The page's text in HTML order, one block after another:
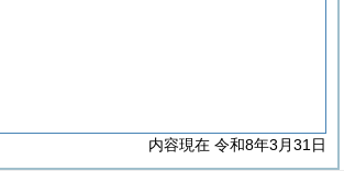
内容現在 令和8年3月31日